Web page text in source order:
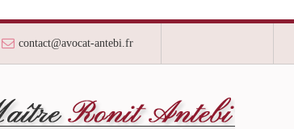
contact@avocat-antebi.fr